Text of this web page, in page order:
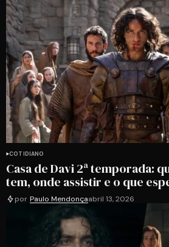
COTIDIANO
Casa de Davi 2ª temporada:
tem, onde assistir e o que
por Paulo Mendonçaabril 13, 2026